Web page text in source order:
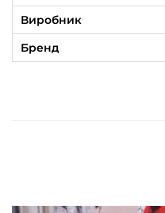
Виробник
Бренд